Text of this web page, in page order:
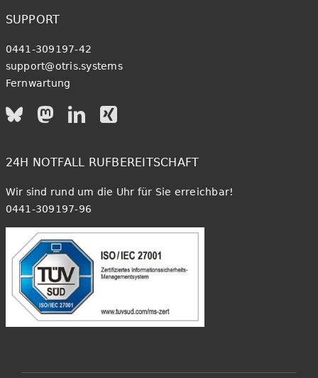
SUPPORT
0441-309197-42
support@otris.systems
Fernwartung
24H NOTFALL RUFBEREITSCHAFT
Wir sind rund um die Uhr für Sie erreichbar!
0441-309197-96